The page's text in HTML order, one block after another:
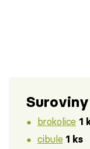
Suroviny
brokolice 1
cibule 1 ks